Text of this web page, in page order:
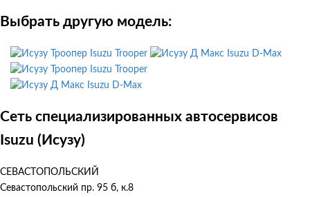
Выбрать другую модель:
Isuzu Trooper
Isuzu D-Max
Isuzu Trooper
Isuzu D-Max
Сеть специализированных автосервисов
Isuzu (Исузу)
СЕВАСТОПОЛЬСКИЙ
Севастопольский пр. 95 б, к.8